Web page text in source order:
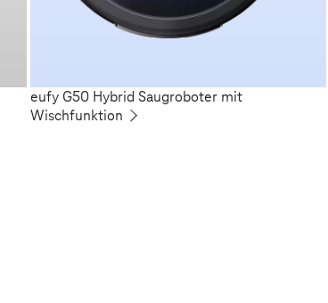
eufy G50 Hybrid Saugroboter mit
Wischfunktion